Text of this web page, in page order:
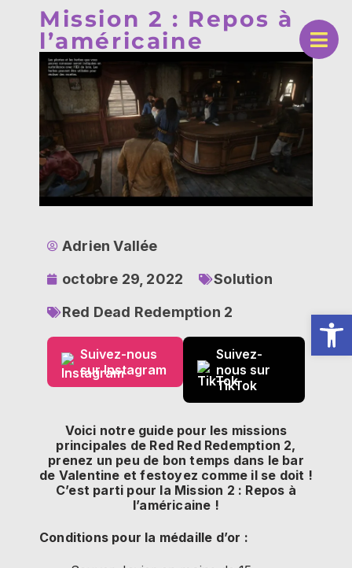
Mission 2 : Repos à
l’américaine
Adrien Vallée
octobre 29, 2022
Solution
Red Dead Redemption 2
Suivez-nous
sur Instagram
Suivez-
nous sur
TikTok
Voici notre guide pour les missions
principales de Red Red Redemption 2,
prenez un peu de bon temps dans le bar
de Valentine et festoyez comme il se doit !
C’est parti pour la Mission 2 : Repos à
l’américaine !
Conditions pour la médaille d’or :